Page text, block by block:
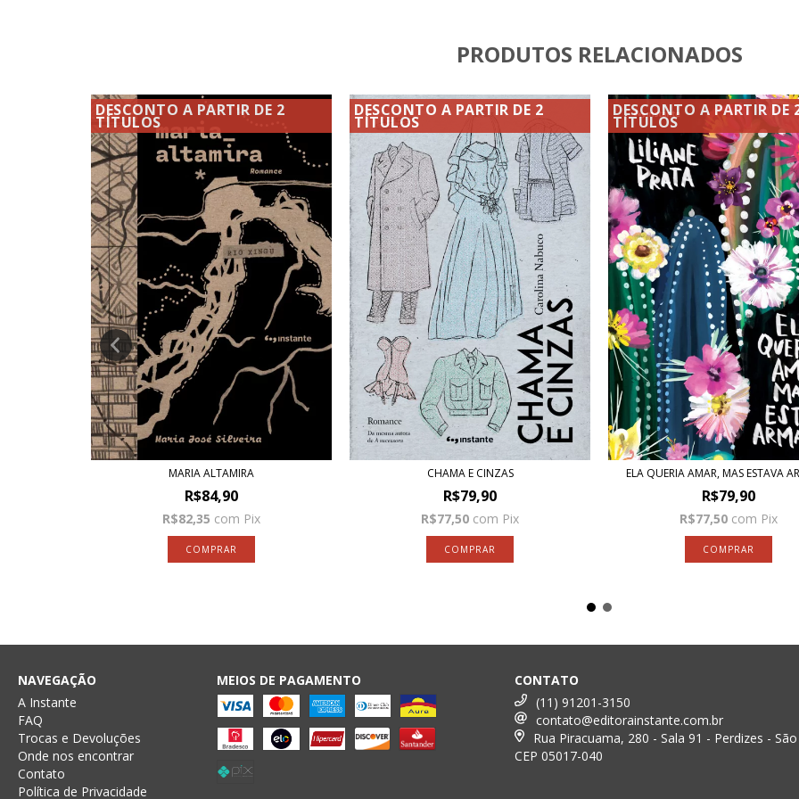
PRODUTOS RELACIONADOS
DESCONTO A PARTIR DE 2
TÍTULOS
MARIA ALTAMIRA
R$84,90
R$82,35 com Pix
DESCONTO A PARTIR DE 2
TÍTULOS
CHAMA E CINZAS
R$79,90
R$77,50 com Pix
DESCONTO A PARTIR DE
TÍTULOS
ELA QUERIA AMAR, MAS ESTAVA
R$79,90
R$77,50 com Pix
NAVEGAÇÃO
A Instante
FAQ
Trocas e Devoluções
Onde nos encontrar
Contato
Política de Privacidade
MEIOS DE PAGAMENTO
CONTATO
(11) 91201-3150
contato@editorainstante.com.br
Rua Piracuama, 280 - Sala 91 - Perdizes -
CEP 05017-040